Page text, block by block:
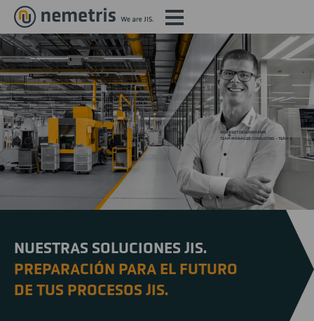
NUESTRAS SOLUCIONES JIS.
PREPARACIÓN PARA EL FUTURO
DE TUS PROCESOS JIS.
NORBERT FREUDEMANN
TEAM MANAGER CONSULTING - TEAM 2